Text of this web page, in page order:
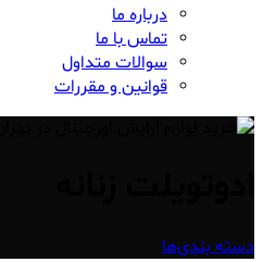
درباره ما
تماس با ما
سوالات متداول
قوانین و مقررات
دسته بندی‌ها